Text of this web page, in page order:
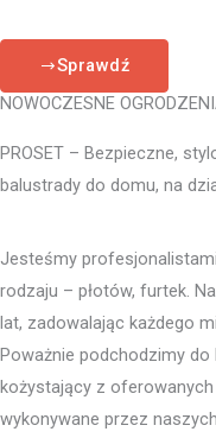
Sprawdź
NOWOCZESNE
PROSET – Bezpieczne,
balustrady do domu, na
Jesteśmy
rodzaju – płotów, furtek.
lat, zadowalając każdego
Poważnie podchodzimy
kożystający z oferowanych
wykonywane przez